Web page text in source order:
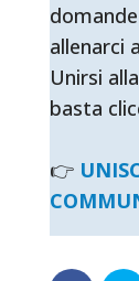
allenarci
Unirsi
basta
👉